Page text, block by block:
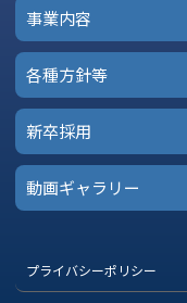
事業内容
各種方針等
新卒採用
動画ギャラリー
プライバシーポリシー